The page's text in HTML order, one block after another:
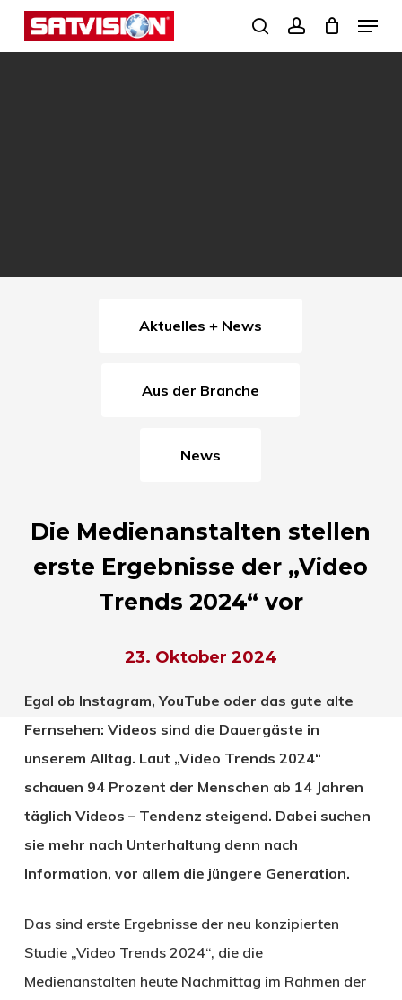
Skip
search
Menu
Aktuelles + News
Aus der Branche
News
Die Medienanstalten stellen
erste Ergebnisse der „Video
Trends 2024“ vor
23. Oktober 2024
Egal ob Instagram, YouTube oder das gute alte
Fernsehen: Videos sind die Dauergäste in
unserem Alltag. Laut „Video Trends 2024“
schauen 94 Prozent der Menschen ab 14 Jahren
täglich Videos – Tendenz steigend. Dabei suchen
sie mehr nach Unterhaltung denn nach
Information, vor allem die jüngere Generation.
Das sind erste Ergebnisse der neu konzipierten
Studie „Video Trends 2024“, die die
Medienanstalten heute Nachmittag im Rahmen der